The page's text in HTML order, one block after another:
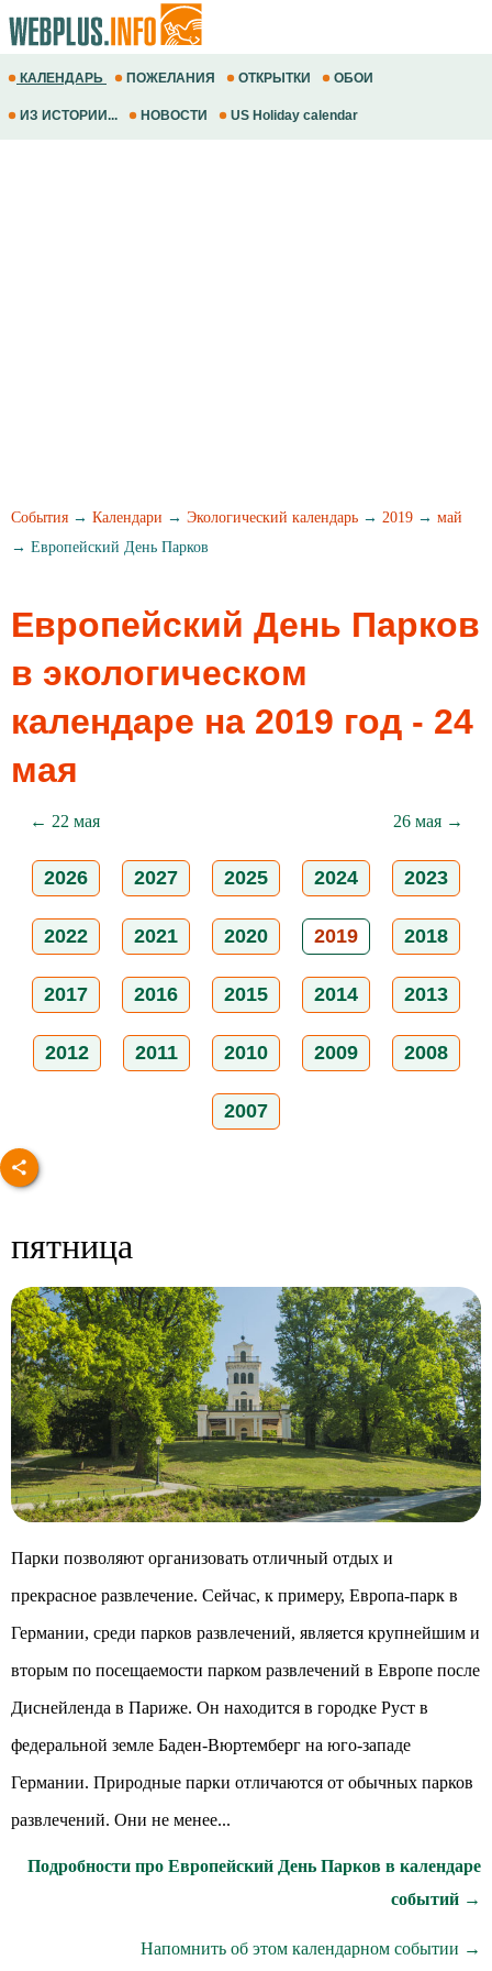
КАЛЕНДАРЬ ПОЖЕЛАНИЯ ОТКРЫТКИ ОБОИ
ИЗ ИСТОРИИ... НОВОСТИ US Holiday calendar
События → Календари → Экологический календарь → 2019 → май
→ Европейский День Парков
Европейский День Парков
в экологическом
календаре на 2019 год - 24
мая
← 22 мая 26 мая →
2026 2027 2025 2024 2023
2022 2021 2020 2019 2018
2017 2016 2015 2014 2013
2012 2011 2010 2009 2008
2007
пятница
Парки позволяют организовать отличный отдых и
прекрасное развлечение. Сейчас, к примеру, Европа-парк в
Германии, среди парков развлечений, является крупнейшим и
вторым по посещаемости парком развлечений в Европе после
Диснейленда в Париже. Он находится в городке Руст в
федеральной земле Баден-Вюртемберг на юго-западе
Германии. Природные парки отличаются от обычных парков
развлечений. Они не менее...
Подробности про Европейский День Парков в календаре
событий →
Напомнить об этом календарном событии →